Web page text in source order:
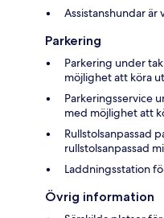
Assistanshundar är
Parkering
Parkering under
möjlighet att köra
Parkeringsservice
med möjlighet att
Rullstolsanpassad
rullstolsanpassad
Laddningsstation
Övrig information